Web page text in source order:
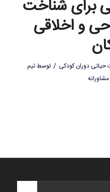
برای شناخت
و اخلاقی
حیاتی دوران کودکی / توسطتیم